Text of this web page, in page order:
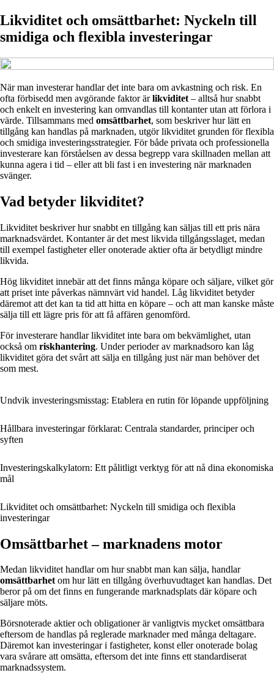
Likviditet och omsättbarhet: Nyckeln till
smidiga och flexibla investeringar
När man investerar handlar det inte bara om avkastning och risk. En
ofta förbisedd men avgörande faktor ärlikviditet – alltså hur snabbt
och enkelt en investering kan omvandlas till kontanter utan att förlora i
värde. Tillsammans med omsättbarhet, som beskriver hur lätt en
tillgång kan handlas på marknaden, utgör likviditet grunden för flexibla
och smidiga investeringsstrategier. För både privata och professionella
investerare kan förståelsen av dessa begrepp vara skillnaden mellan att
kunna agera i tid – eller att bli fast i en investering när marknaden
svänger.
Vad betyder likviditet?
Likviditet beskriver hur snabbt en tillgång kan säljas till ett pris nära
marknadsvärdet. Kontanter är det mest likvida tillgångsslaget, medan
till exempel fastigheter eller onoterade aktier ofta är betydligt mindre
likvida.
Hög likviditet innebär att det finns många köpare och säljare, vilket gör
att priset inte påverkas nämnvärt vid handel. Låg likviditet betyder
däremot att det kan ta tid att hitta en köpare – och att man kanske måste
sälja till ett lägre pris för att få affären genomförd.
För investerare handlar likviditet inte bara om bekvämlighet, utan
också om riskhantering. Under perioder av marknadsoro kan låg
likviditet göra det svårt att sälja en tillgång just när man behöver det
som mest.
Undvik investeringsmisstag: Etablera en rutin för löpande uppföljning
Hållbara investeringar förklarat: Centrala standarder, principer och
syften
Investeringskalkylatorn: Ett pålitligt verktyg för att nå dina ekonomiska
mål
Likviditet och omsättbarhet: Nyckeln till smidiga och flexibla
investeringar
Omsättbarhet – marknadens motor
Medan likviditet handlar om hur snabbt man kan sälja, handlar
omsättbarhetom hur lätt en tillgång överhuvudtaget kan handlas. Det
beror på om det finns en fungerande marknadsplats där köpare och
säljare möts.
Börsnoterade aktier och obligationer är vanligtvis mycket omsättbara
eftersom de handlas på reglerade marknader med många deltagare.
Däremot kan investeringar i fastigheter, konst eller onoterade bolag
vara svårare att omsätta, eftersom det inte finns ett standardiserat
marknadssystem.